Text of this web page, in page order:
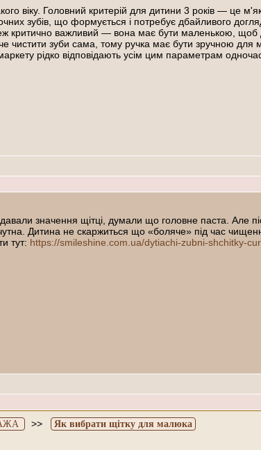
віку. Головний критерій для дитини 3 років — це
зубів, що формується і потребує дбайливого
критично важливий — вона має бути маленькою, щоб
зуби сама, тому ручка має бути зручною для
рідко відповідають усім цим параметрам
значення щітці, думали що головне паста. Але
Дитина не скаржиться що «боляче» під час
тут: https://smileshine.com.ua/dytiachi-zubni-shchitky-
>> Як вибрати щітку для малюка